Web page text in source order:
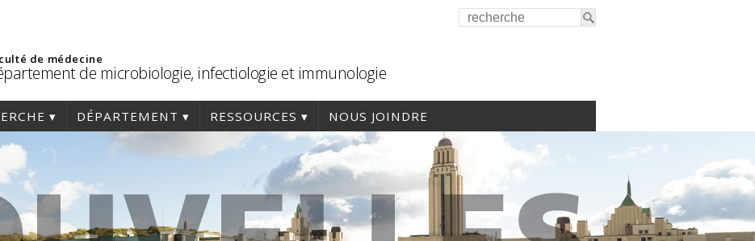
de médecine
de microbiologie, infectiologie et immunologie
DÉPARTEMENT RESSOURCES NOUS JOINDRE